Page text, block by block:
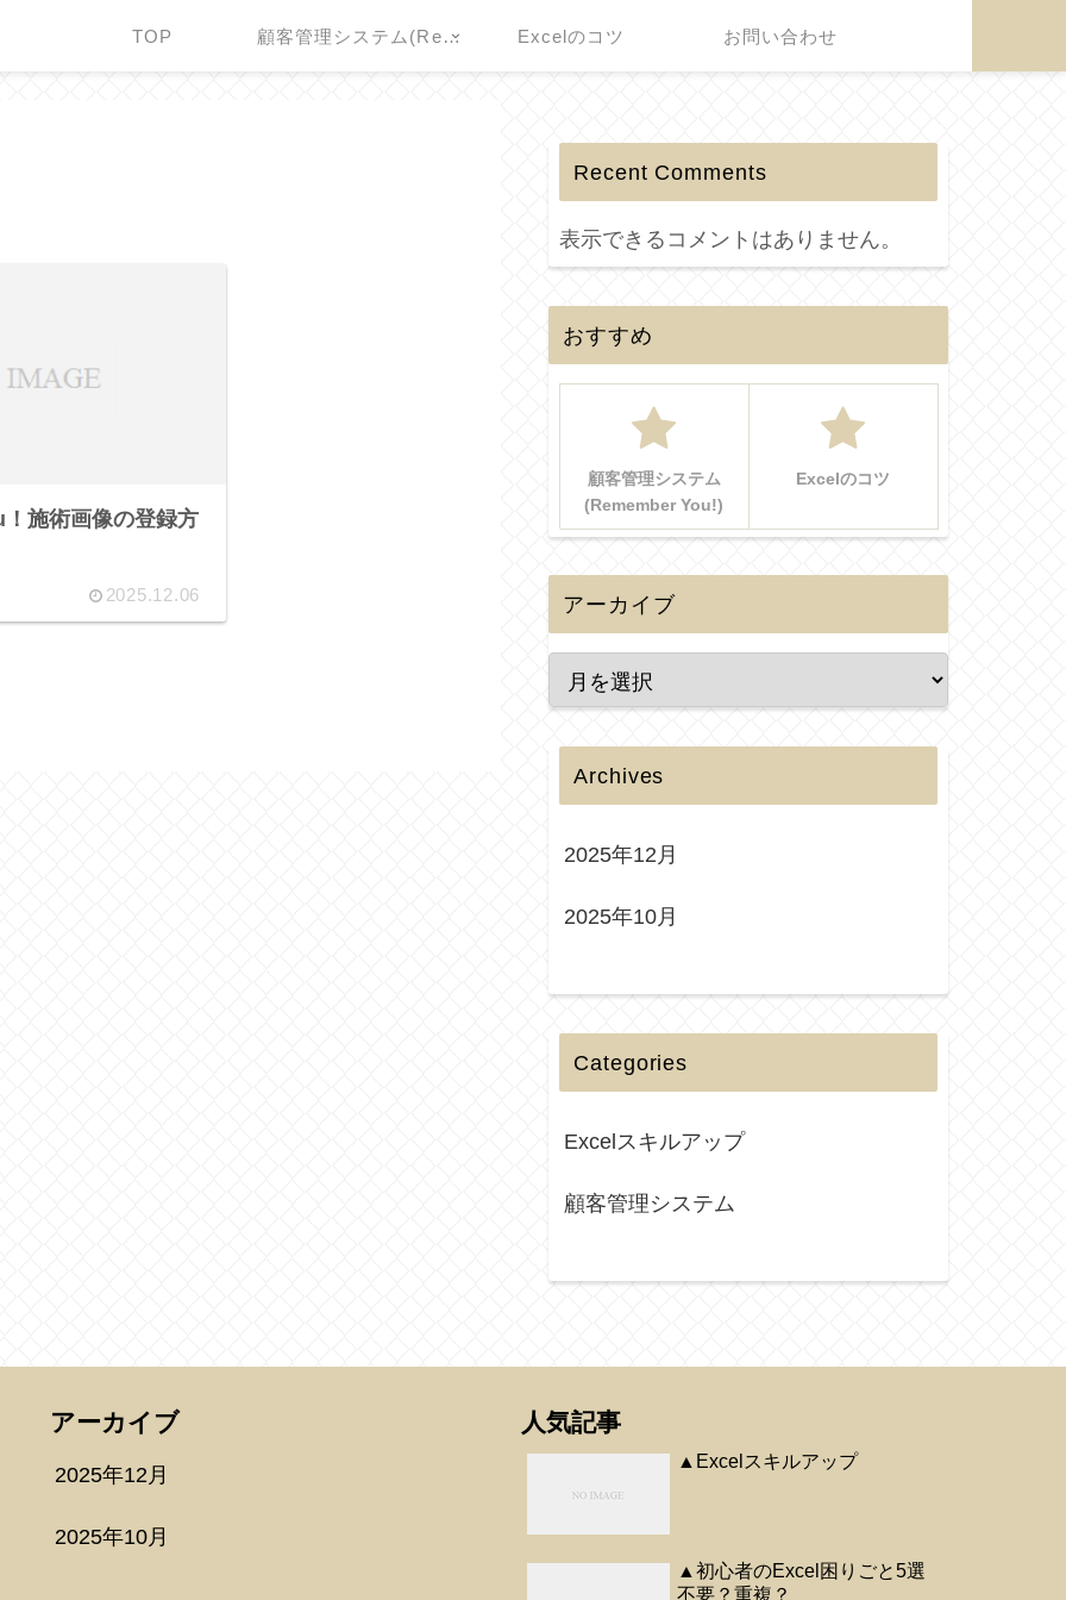
TOP 顧客管理システム(Remember You!) Excelのコツ お問い合わせ
施術画像の登録方
2025.12.06
Recent Comments
表示できるコメントはありません。
おすすめ
顧客管理システム
(Remember You!)
Excelのコツ
アーカイブ
Archives
2025年12月
2025年10月
Categories
Excelスキルアップ
顧客管理システム
アーカイブ
2025年12月
2025年10月
人気記事
▲Excelスキルアップ
▲初心者のExcel困りごと5選
不要？重複？